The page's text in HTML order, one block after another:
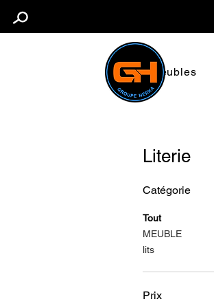
Meubles
Literie
Catégorie
Tout
MEUBLE
lits
Prix